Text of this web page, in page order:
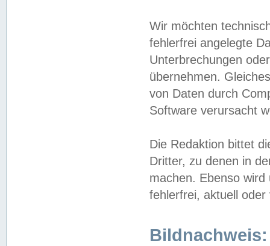
Wir möchten
fehlerfrei angelegte
Unterbrechungen
übernehmen.
von Daten durch
Software verursacht
Die Redaktion bittet
Dritter, zu denen in
machen. Ebenso
fehlerfrei, aktuell oder
Bildnachweis: